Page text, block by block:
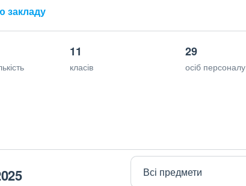
закладу
11
класів
29
осіб персоналу